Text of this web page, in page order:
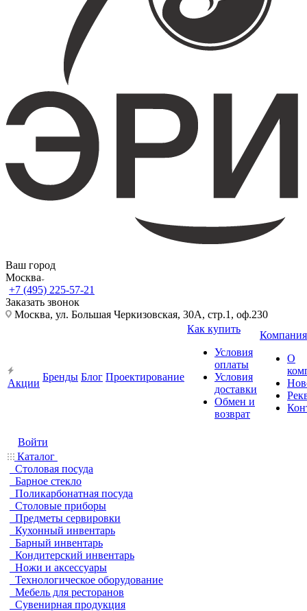
Ваш город
Москва
+7 (495) 225-57-21
Заказать звонок
Москва, ул. Большая Черкизовская, 30А, стр.1, оф.230
Акции
Бренды Блог Проектирование
Как купить
Условия
оплаты
Условия
доставки
Обмен и
возврат
Компания
О
Войти
Каталог
Столовая посуда
Барное стекло
Поликарбонатная посуда
Столовые приборы
Предметы сервировки
Кухонный инвентарь
Барный инвентарь
Кондитерский инвентарь
Ножи и аксессуары
Технологическое оборудование
Мебель для ресторанов
Сувенирная продукция